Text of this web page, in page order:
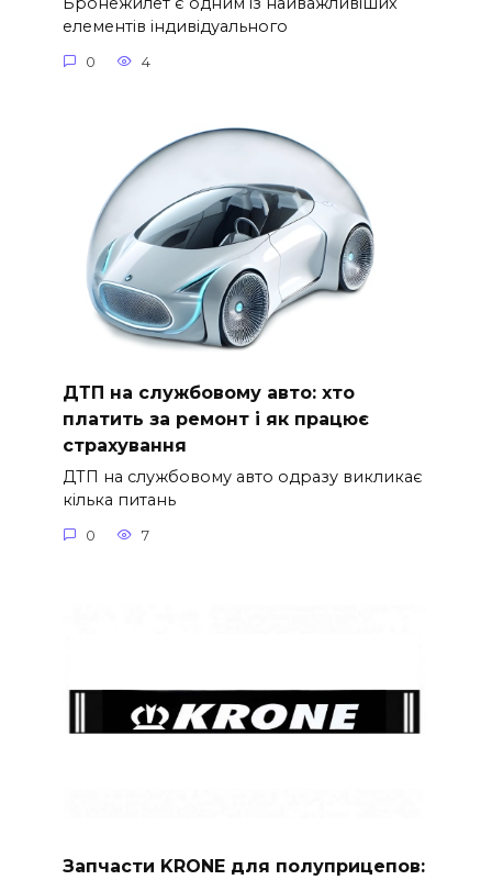
елементів індивідуального
0 4
ДТП на службовому авто: хто
платить за ремонт і як працює
страхування
ДТП на службовому авто одразу викликає
кілька питань
0 7
Запчасти KRONE для полуприцепов: